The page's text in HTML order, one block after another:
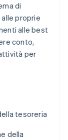
di
proprie
alle best
conto,
per
tesoreria
della